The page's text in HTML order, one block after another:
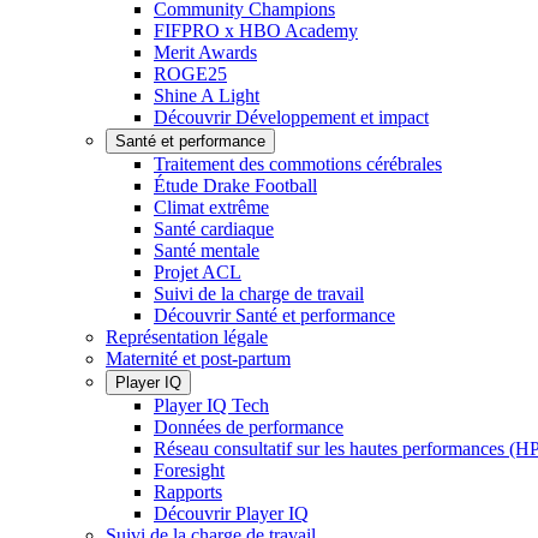
Community Champions
FIFPRO x HBO Academy
Merit Awards
ROGE25
Shine A Light
Découvrir Développement et impact
Santé et performance
Traitement des commotions cérébrales
Étude Drake Football
Climat extrême
Santé cardiaque
Santé mentale
Projet ACL
Suivi de la charge de travail
Découvrir Santé et performance
Représentation légale
Maternité et post-partum
Player IQ
Player IQ Tech
Données de performance
Réseau consultatif sur les hautes performances
Foresight
Rapports
Découvrir Player IQ